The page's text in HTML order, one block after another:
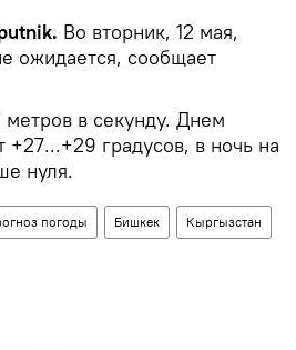
Во вторник, 12 мая,
ожидается, сообщает
в секунду. Днем
градусов, в ночь на
нуля.
погоды Бишкек Кыргызстан